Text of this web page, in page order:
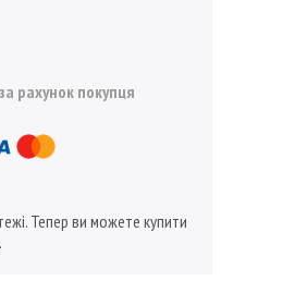
за рахунок покупця
Тепер ви можете купити